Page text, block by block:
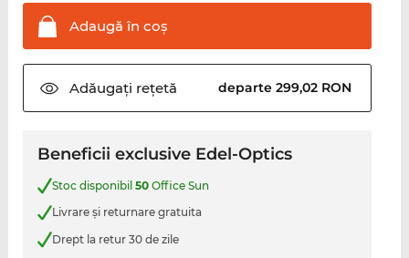
Adaugă în coş
Adăugați rețetă departe 299,02 RON
Beneficii exclusive Edel-Optics
Stoc disponibil 50Office Sun
Livrare şi returnare gratuita
Drept la retur 30 de zile